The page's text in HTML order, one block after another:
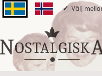
Svenska sidanNorska sidan
Välj
Startsidan